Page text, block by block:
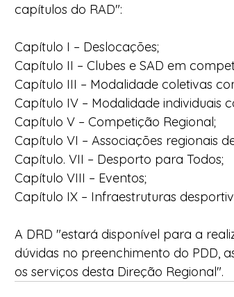
capítulos do RAD":
Capítulo I – Deslocações;
Capítulo II – Clubes e SAD em
Capítulo III – Modalidade coletivas
Capítulo IV – Modalidade individuais
Capítulo V – Competição Regional;
Capítulo VI – Associações regionais
Capítulo. VII – Desporto para Todos;
Capítulo VIII – Eventos;
Capítulo IX – Infraestruturas
A DRD "estará disponível para a
dúvidas no preenchimento do PDD,
os serviços desta Direção Regional".